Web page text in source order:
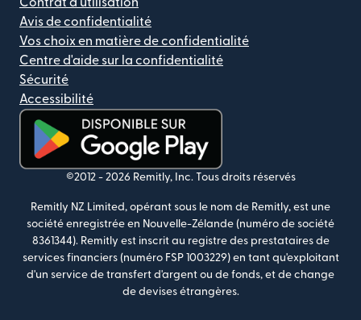
Avis de confidentialité
Vos choix en matière de confidentialité
Centre d'aide sur la confidentialité
Sécurité
Accessibilité
(s'ouvre dans une nouvelle fenêtre)
©2012 - 2026 Remitly, Inc. Tous droits réservés
Remitly NZ Limited, opérant sous le nom de Remitly, est une
société enregistrée en Nouvelle-Zélande (numéro de société
8361344). Remitly est inscrit au registre des prestataires de
services financiers (numéro FSP 1003229) en tant qu'exploitant
d'un service de transfert d'argent ou de fonds, et de change
de devises étrangères.